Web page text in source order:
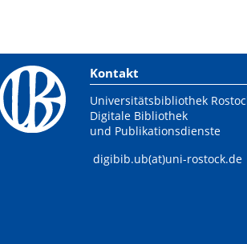
Kontakt
Universitätsbibliothek
Digitale Bibliothek
und Publikationsdienste
digibib.ub(at)uni-rostock.de